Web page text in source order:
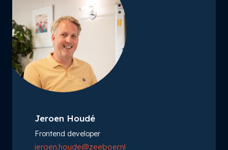
Jeroen Houdé
Frontend developer
jeroen.houde@zeeboer.nl